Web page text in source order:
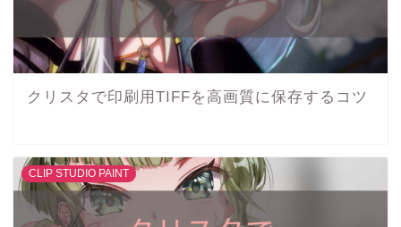
クリスタで印刷用TIFFを高画質に保存するコツ
CLIP STUDIO PAINT